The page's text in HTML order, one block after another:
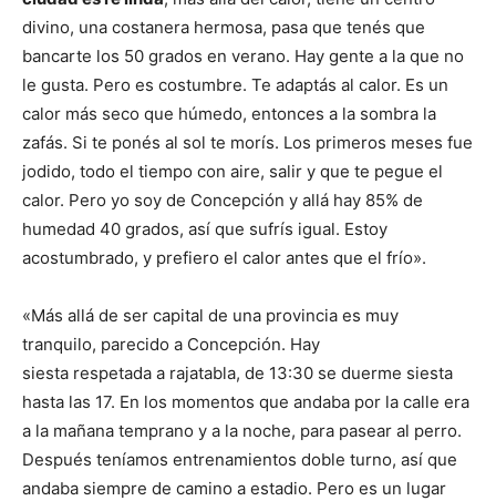
divino, una costanera hermosa, pasa que tenés que
bancarte los 50 grados en verano. Hay gente a la que no
le gusta. Pero es costumbre. Te adaptás al calor. Es un
calor más seco que húmedo, entonces a la sombra la
zafás. Si te ponés al sol te morís. Los primeros meses fue
jodido, todo el tiempo con aire, salir y que te pegue el
calor. Pero yo soy de Concepción y allá hay 85% de
humedad 40 grados, así que sufrís igual. Estoy
acostumbrado, y prefiero el calor antes que el frío».
«Más allá de ser capital de una provincia es muy
tranquilo, parecido a Concepción. Hay
siesta respetada a rajatabla, de 13:30 se duerme siesta
hasta las 17. En los momentos que andaba por la calle era
a la mañana temprano y a la noche, para pasear al perro.
Después teníamos entrenamientos doble turno, así que
andaba siempre de camino a estadio. Pero es un lugar